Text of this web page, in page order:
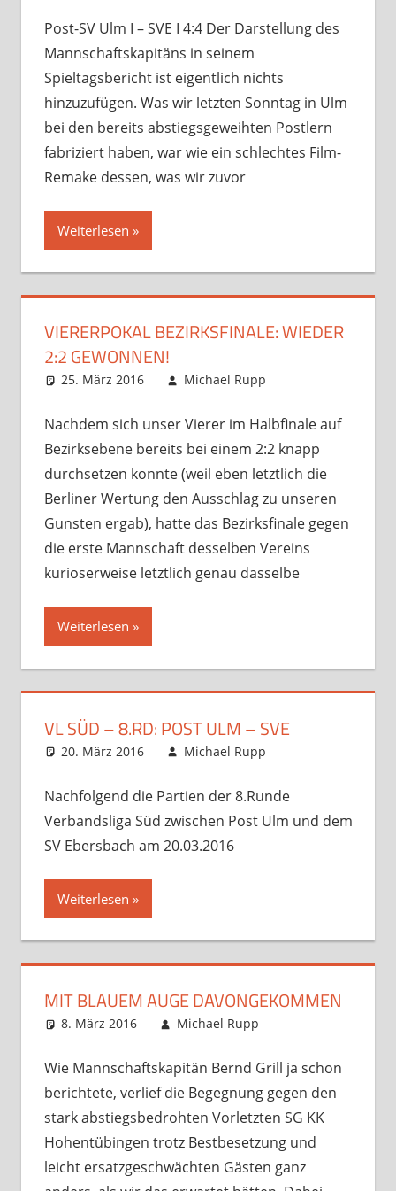
Post-SV Ulm I – SVE I 4:4 Der Darstellung des
Mannschaftskapitäns in seinem
Spieltagsbericht ist eigentlich nichts
hinzuzufügen. Was wir letzten Sonntag in Ulm
bei den bereits abstiegsgeweihten Postlern
fabriziert haben, war wie ein schlechtes Film-
Remake dessen, was wir zuvor
Weiterlesen
VIERERPOKAL BEZIRKSFINALE: WIEDER
2:2 GEWONNEN!
25. März 2016 Michael Rupp
Nachdem sich unser Vierer im Halbfinale auf
Bezirksebene bereits bei einem 2:2 knapp
durchsetzen konnte (weil eben letztlich die
Berliner Wertung den Ausschlag zu unseren
Gunsten ergab), hatte das Bezirksfinale gegen
die erste Mannschaft desselben Vereins
kurioserweise letztlich genau dasselbe
Weiterlesen
VL SÜD – 8.RD: POST ULM – SVE
20. März 2016
Michael Rupp
Nachfolgend die Partien der 8.Runde
Verbandsliga Süd zwischen Post Ulm und dem
SV Ebersbach am 20.03.2016
Weiterlesen
MIT BLAUEM AUGE DAVONGEKOMMEN
8. März 2016 Michael Rupp
Wie Mannschaftskapitän Bernd Grill ja schon
berichtete, verlief die Begegnung gegen den
stark abstiegsbedrohten Vorletzten SG KK
Hohentübingen trotz Bestbesetzung und
leicht ersatzgeschwächten Gästen ganz